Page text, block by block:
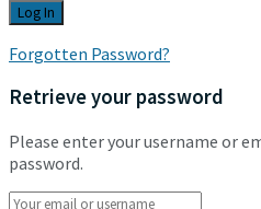
Forgotten Password?
Retrieve your password
Please enter your username or
password.